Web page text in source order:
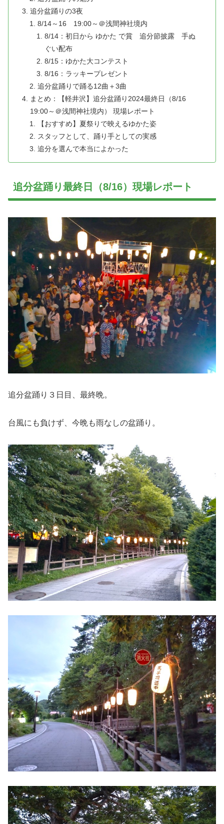
追分盆踊りの3夜
8/14～16 19:00～＠浅間神社境内
8/14：初日から ゆかた で賞 追分節披露 手ぬ
ぐい配布
8/15：ゆかた大コンテスト
8/16：ラッキープレゼント
追分盆踊りで踊る12曲＋3曲
まとめ：【軽井沢】追分盆踊り2024最終日（8/16
19:00～＠浅間神社境内） 現場レポート
【おすすめ】夏祭りで映えるゆかた姿
スタッフとして、踊り手としての実感
追分を選んで本当によかった
追分盆踊り最終日（8/16）現場レポート
追分盆踊り３日目、最終晩。
台風にも負けず、今晩も雨なしの盆踊り。